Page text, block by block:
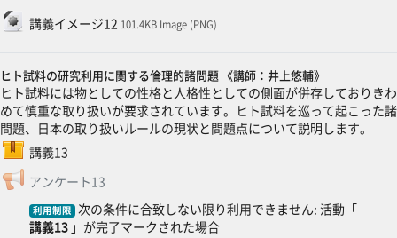
講義イメージ12
ファイル101.4KB Image (PNG)
ヒト試料の研究利用に関する倫理的諸問題 《講師：井上悠輔》
ヒト試料には物としての性格と人格性としての側面が併存しておりきわ
めて慎重な取り扱いが要求されています。ヒト試料を巡って起こった諸
問題、日本の取り扱いルールの現状と問題点について説明します。
講義13
SCORMパッケージ
アンケート13フィードバック
利用制限 次の条件に合致しない限り利用できません: 活動「
講義13」が完了マークされた場合